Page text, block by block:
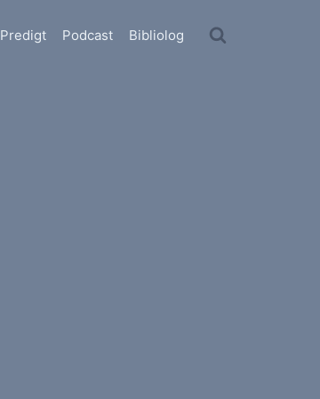
Predigt Podcast Bibliolog